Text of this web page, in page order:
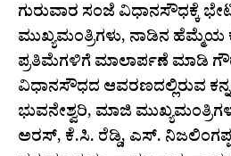
ಗುರುವಾರ ಸಂಜೆ ವಿಧಾನಸೌಧಕ್ಕೆ
ಮುಖ್ಯಮಂತ್ರಿಗಳು, ನಾಡಿನ ಹೆಮ್ಮೆಯ
ಪ್ರತಿಮೆಗಳಿಗೆ ಮಾಲಾರ್ಪಣೆ ಮಾಡಿ
ವಿಧಾನಸೌಧದ ಆವರಣದಲ್ಲಿರುವ
ಭುವನೇಶ್ವರಿ, ಮಾಜಿ
ಅರಸ್, ಕೆ.ಸಿ. ರೆಡ್ಡಿ, ಎಸ್.